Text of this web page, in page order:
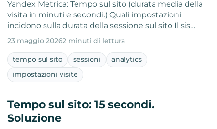
Yandex Metrica: Tempo sul sito (durata media della
visita in minuti e secondi.) Quali impostazioni
incidono sulla durata della sessione sul sito Il sis…
23 maggio 20262 minuti di lettura
tempo sul sito sessioni
analytics
impostazioni visite
Tempo sul sito: 15 secondi.
Soluzione